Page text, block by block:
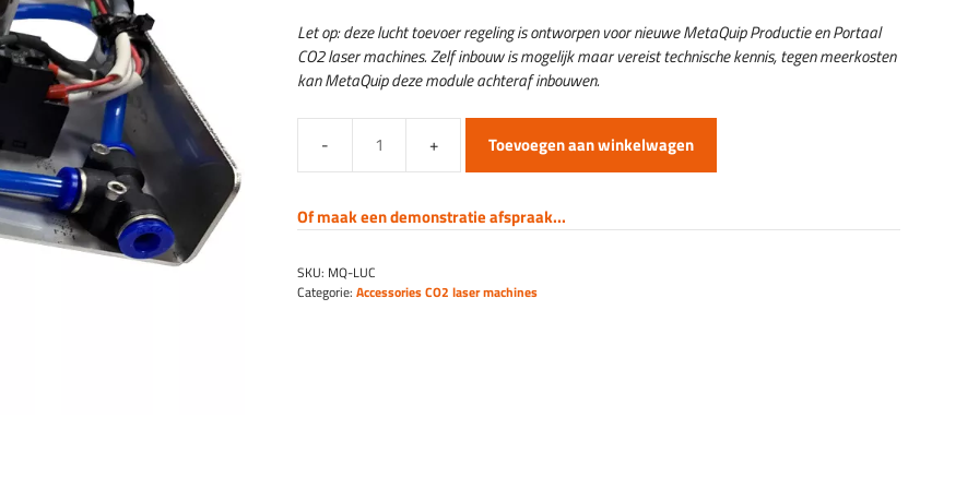
graveren
Let op: deze lucht toevoer regeling is ontworpen voor nieuwe MetaQuip Productie en Portaal
CO2 laser machines. Zelf inbouw is mogelijk maar vereist technische kennis, tegen meerkosten
kan MetaQuip deze module achteraf inbouwen.
Lucht
toevoer
CO2
machines
-
Toevoegen aan winkelwagen
Of maak een demonstratie afspraak...
SKU: MQ-LUC
Categorie: Accessories CO2 laser machines